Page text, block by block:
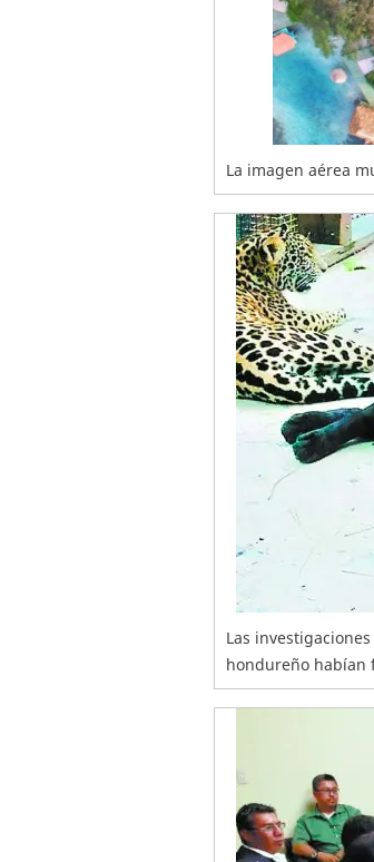
La imagen aérea
Las
hondureño habían